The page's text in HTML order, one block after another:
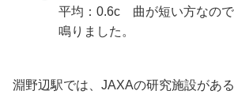
平均：0.6c 曲が短い方なの
鳴りました。
淵野辺駅では、JAXAの研究施設があ